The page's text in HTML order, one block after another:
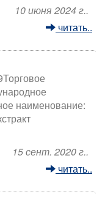
10 июня 2024 г..
читать..
наименование:
15 сент. 2020 г..
читать..